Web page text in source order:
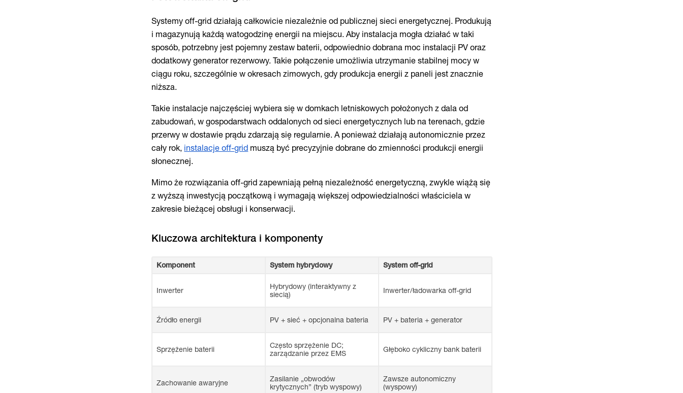
Systemy off-grid działają całkowicie niezależnie od publicznej sieci energetycznej. Produkują
i magazynują każdą watogodzinę energii na miejscu. Aby instalacja mogła działać w taki
sposób, potrzebny jest pojemny zestaw baterii, odpowiednio dobrana moc instalacji PV oraz
dodatkowy generator rezerwowy. Takie połączenie umożliwia utrzymanie stabilnej mocy w
ciągu roku, szczególnie w okresach zimowych, gdy produkcja energii z paneli jest znacznie
niższa.
Takie instalacje najczęściej wybiera się w domkach letniskowych położonych z dala od
zabudowań, w gospodarstwach oddalonych od sieci energetycznych lub na terenach, gdzie
przerwy w dostawie prądu zdarzają się regularnie. A ponieważ działają autonomicznie przez
cały rok, instalacje off-grid muszą być precyzyjnie dobrane do zmienności produkcji energii
słonecznej.
Mimo że rozwiązania off-grid zapewniają pełną niezależność energetyczną, zwykle wiążą się
z wyższą inwestycją początkową i wymagają większej odpowiedzialności właściciela w
zakresie bieżącej obsługi i konserwacji.
Kluczowa architektura i komponenty
Komponent System hybrydowy System off-grid
Inwerter
Hybrydowy (interaktywny z
siecią)
Inwerter/ładowarka off-grid
Źródło energii PV + sieć + opcjonalna bateria PV + bateria + generator
Sprzężenie baterii
Często sprzężenie DC;
zarządzanie przez EMS
Głęboko cykliczny bank baterii
Zachowanie awaryjne
Zasilanie „obwodów
krytycznych” (tryb wyspowy)
Zawsze autonomiczny
(wyspowy)